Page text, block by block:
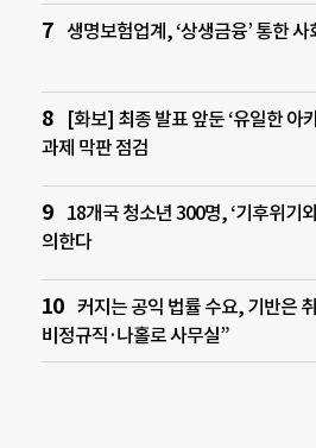
생명보험업계, ‘상생금융’ 통한 사
[화보] 최종 발표 앞둔 ‘유일한 아
과제 막판 점검
18개국 청소년 300명, ‘기후위기
의한다
커지는 공익 법률 수요, 기반은
비정규직·나홀로 사무실”